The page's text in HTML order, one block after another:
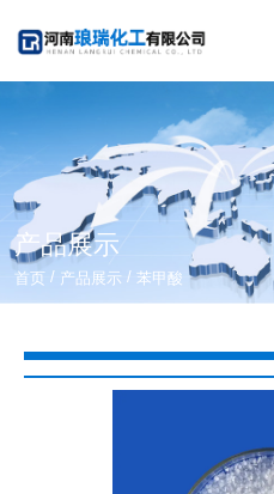
产品展示
首页 / 产品展示 / 苯甲酸